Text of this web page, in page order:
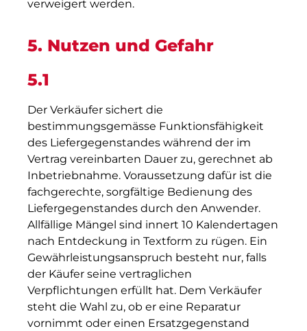
verweigert werden.
5. Nutzen und Gefahr
5.1
Der Verkäufer sichert die
bestimmungsgemässe Funktionsfähigkeit
des Liefergegenstandes während der im
Vertrag vereinbarten Dauer zu, gerechnet ab
Inbetriebnahme. Voraussetzung dafür ist die
fachgerechte, sorgfältige Bedienung des
Liefergegenstandes durch den Anwender.
Allfällige Mängel sind innert 10 Kalendertagen
nach Entdeckung in Textform zu rügen. Ein
Gewährleistungsanspruch besteht nur, falls
der Käufer seine vertraglichen
Verpflichtungen erfüllt hat. Dem Verkäufer
steht die Wahl zu, ob er eine Reparatur
vornimmt oder einen Ersatzgegenstand